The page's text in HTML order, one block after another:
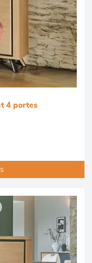
4 portes